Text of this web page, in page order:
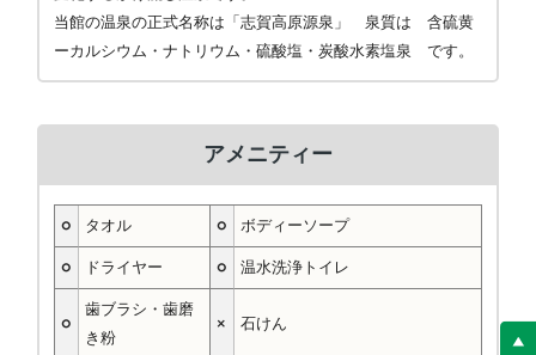
当館の温泉の正式名称は「志賀高原源泉」 泉質は 含硫黄
ーカルシウム・ナトリウム・硫酸塩・炭酸水素塩泉 です。
アメニティー
○ タオル ○ ボディーソープ
○ ドライヤー ○ 温水洗浄トイレ
○
歯ブラシ・歯磨
き粉
× 石けん